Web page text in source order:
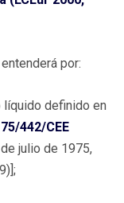
por:
líquido definido en
442/CEE
julio de 1975,